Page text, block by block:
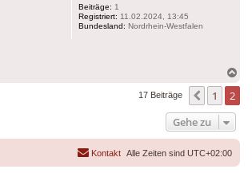
Beiträge: 1
Registriert: 11.02.2024, 13:45
Bundesland: Nordrhein-Westfalen
17 Beiträge 1 2
Gehe zu
Alle Zeiten sind UTC+02:00
Kontakt